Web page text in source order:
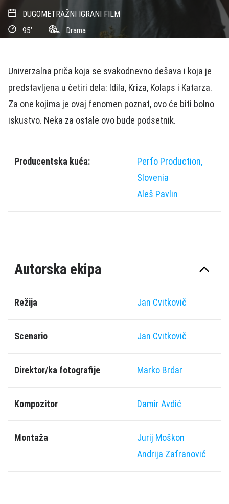
DUGOMETRAŽNI IGRANI FILM
95’
Drama
Univerzalna priča koja se svakodnevno dešava i koja je
predstavljena u četiri dela: Idila, Kriza, Kolaps i Katarza.
Za one kojima je ovaj fenomen poznat, ovo će biti bolno
iskustvo. Neka za ostale ovo bude podsetnik.
Producentska kuća:
Perfo Production,
Slovenia
Aleš Pavlin
Autorska ekipa
Režija Jan Cvitkovič
Scenario Jan Cvitkovič
Direktor/ka fotografije Marko Brdar
Kompozitor Damir Avdić
Montaža
Jurij Moškon
Andrija Zafranović